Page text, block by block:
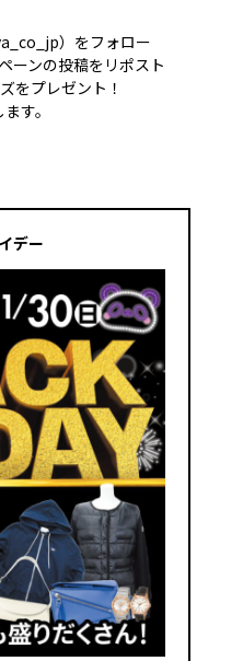
）をフォロー
ーンの投稿をリポスト
をプレゼント！
す。
デー